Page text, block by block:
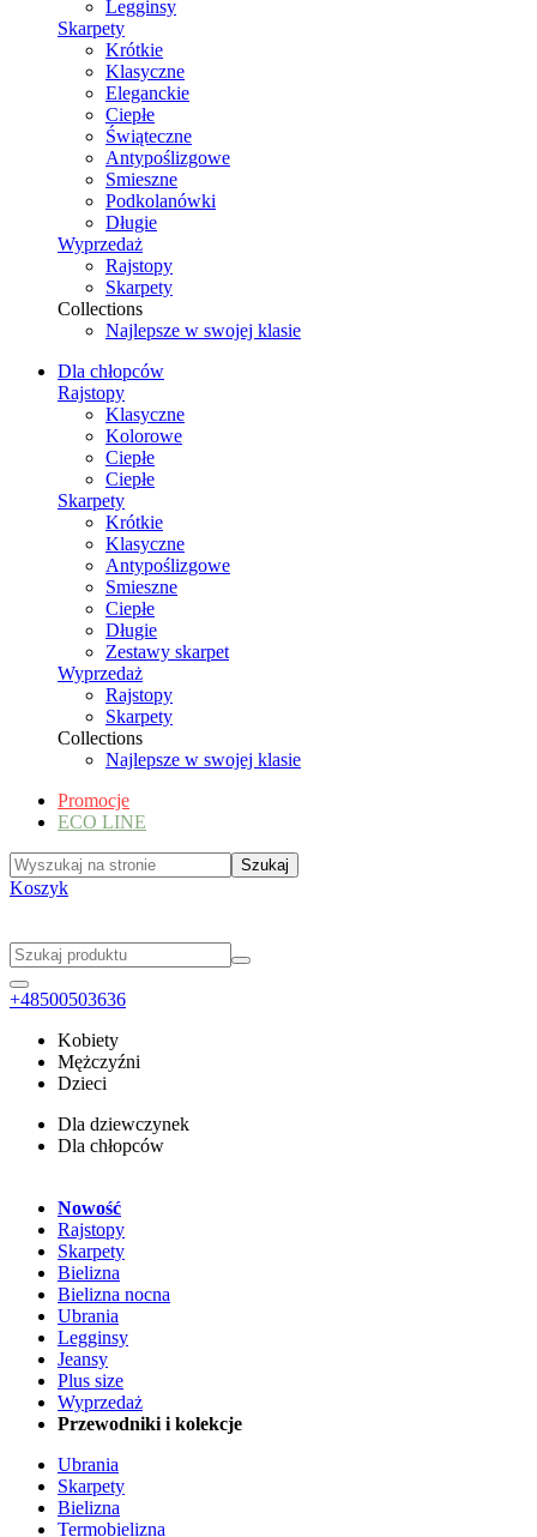
Legginsy
Skarpety
Krótkie
Klasyczne
Eleganckie
Ciepłe
Świąteczne
Antypoślizgowe
Smieszne
Podkolanówki
Długie
Wyprzedaż
Rajstopy
Skarpety
Collections
Najlepsze w swojej klasie
Dla chłopców
Rajstopy
Klasyczne
Kolorowe
Ciepłe
Ciepłe
Skarpety
Krótkie
Klasyczne
Antypoślizgowe
Smieszne
Ciepłe
Długie
Zestawy skarpet
Wyprzedaż
Rajstopy
Skarpety
Collections
Najlepsze w swojej klasie
Promocje
ECO LINE
Koszyk
+48500503636
Kobiety
Mężczyźni
Dzieci
Dla dziewczynek
Dla chłopców
Nowość
Rajstopy
Skarpety
Bielizna
Bielizna nocna
Ubrania
Legginsy
Jeansy
Plus size
Wyprzedaż
Przewodniki i kolekcje
Ubrania
Skarpety
Bielizna
Termobielizna